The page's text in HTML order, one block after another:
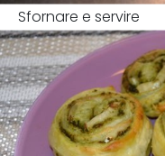
Sfornare e servire